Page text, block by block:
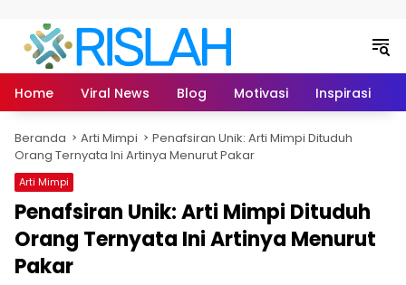
Home Viral News Blog Motivasi Inspirasi
Beranda Arti Mimpi
Penafsiran Unik: Arti Mimpi Dituduh
Orang Ternyata Ini Artinya Menurut Pakar
Arti Mimpi
Penafsiran Unik: Arti Mimpi Dituduh
Orang Ternyata Ini Artinya Menurut
Pakar